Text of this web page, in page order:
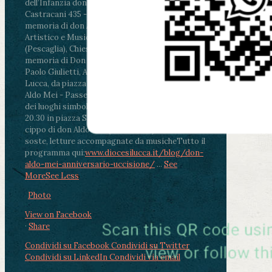
dell’Infanzia don Aldo Mei - Viale Castruccio
Castracani 435 - Inaugurazione murales in
memoria di don Aldo Mei curato dal Liceo
Artistico e Musicale “Passaglia”
ore 18 - Fiano
(Pescaglia), Chiesa parrocchiale - Messa in
memoria di Don Aldo Mei celebrata da mons.
Paolo Giulietti, Arcivescovo di Lucca
ore 20.30 -
Lucca, da piazza San Michele al Cippo di don
Aldo Mei - Passeggiata della Memoria in alcuni
dei luoghi simbolo della città. Ritrovo alle ore
20.30 in piazza San Michele con conclusione al
cippo di don Aldo Mei (Porta Elisa). Durante le
soste, letture accompagnate da musicheTutto il
programma qui:www.diocesilucca.it/blog/don-
aldo-mei-anniversario-uccisione/ ... See
MoreSee Less
Photo
View on Facebook
· Share
Condividi su FacebookCondividi su Twitter
Condividi su LinkedInCondividi via email